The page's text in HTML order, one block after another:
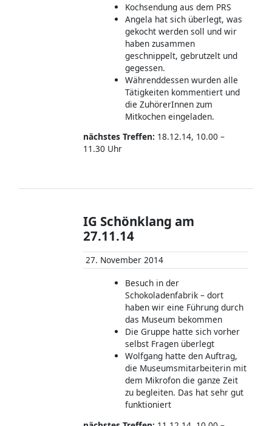
Kochsendung aus dem PRS
Angela hat sich überlegt, was
gekocht werden soll und wir
haben zusammen
geschnippelt, gebrutzelt und
gegessen.
Währenddessen wurden alle
Tätigkeiten kommentiert und
die ZuhörerInnen zum
Mitkochen eingeladen.
nächstes Treffen: 18.12.14, 10.00 –
11.30 Uhr
IG Schönklang am
27.11.14
27. November 2014
Besuch in der
Schokoladenfabrik – dort
haben wir eine Führung durch
das Museum bekommen
Die Gruppe hatte sich vorher
selbst Fragen überlegt
Wolfgang hatte den Auftrag,
die Museumsmitarbeiterin mit
dem Mikrofon die ganze Zeit
zu begleiten. Das hat sehr gut
funktioniert